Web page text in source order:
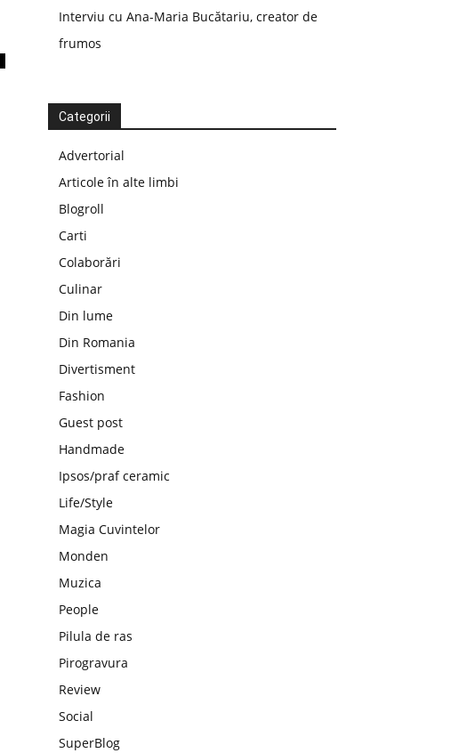
Interviu cu Ana-Maria Bucătariu, creator de
frumos
Categorii
Advertorial
Articole în alte limbi
Blogroll
Carti
Colaborări
Culinar
Din lume
Din Romania
Divertisment
Fashion
Guest post
Handmade
Ipsos/praf ceramic
Life/Style
Magia Cuvintelor
Monden
Muzica
People
Pilula de ras
Pirogravura
Review
Social
SuperBlog